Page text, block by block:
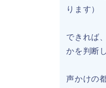
ります）
できれば
かを判断
声かけの